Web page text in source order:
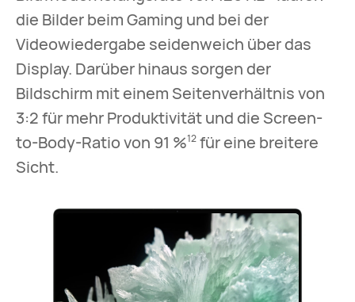
die Bilder beim Gaming und bei der
Videowiedergabe seidenweich über das
Display. Darüber hinaus sorgen der
Bildschirm mit einem Seitenverhältnis von
3:2 für mehr Produktivität und die Screen-
to-Body-Ratio von 91 %12für eine breitere
Sicht.